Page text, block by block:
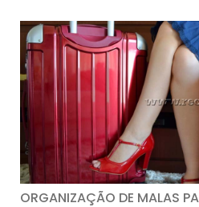
ORGANIZAÇÃO DE MALAS